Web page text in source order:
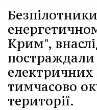
Крим",
постраждали
електричних
тимчасово
території.